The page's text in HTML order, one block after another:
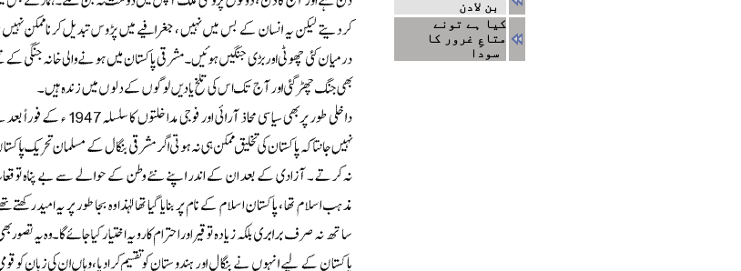
کیا ہے تونے
متاعِ غرور کا
سودا